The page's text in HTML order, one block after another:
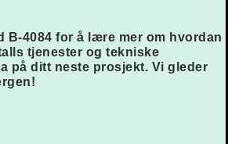
B-4084 for å lære mer om hvordan
tjenester og tekniske
på ditt neste prosjekt. Vi gleder